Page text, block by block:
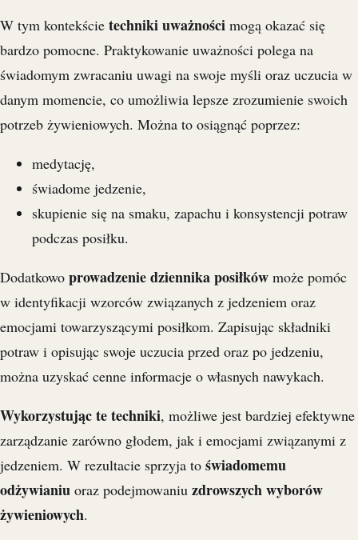
W tym kontekście techniki uważności mogą okazać się
bardzo pomocne. Praktykowanie uważności polega na
świadomym zwracaniu uwagi na swoje myśli oraz uczucia w
danym momencie, co umożliwia lepsze zrozumienie swoich
potrzeb żywieniowych. Można to osiągnąć poprzez:
medytację,
świadome jedzenie,
skupienie się na smaku, zapachu i konsystencji potraw
podczas posiłku.
Dodatkowo prowadzenie dziennika posiłków może pomóc
w identyfikacji wzorców związanych z jedzeniem oraz
emocjami towarzyszącymi posiłkom. Zapisując składniki
potraw i opisując swoje uczucia przed oraz po jedzeniu,
można uzyskać cenne informacje o własnych nawykach.
Wykorzystując te techniki, możliwe jest bardziej efektywne
zarządzanie zarówno głodem, jak i emocjami związanymi z
jedzeniem. W rezultacie sprzyja to świadomemu
odżywianiu oraz podejmowaniu zdrowszych wyborów
żywieniowych.